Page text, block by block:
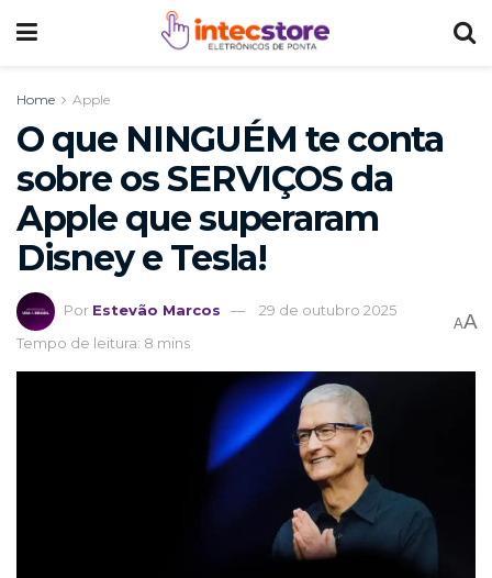
Home Apple
O que NINGUÉM te conta
sobre os SERVIÇOS da
Apple que superaram
Disney e Tesla!
Por Estevão Marcos
29 de outubro 2025
Tempo de leitura: 8 mins
AA